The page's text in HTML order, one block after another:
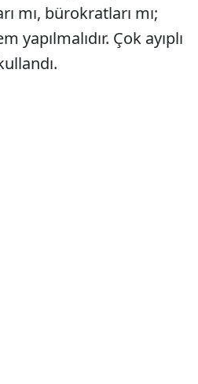
mı, bürokratları mı;
yapılmalıdır. Çok ayıplı